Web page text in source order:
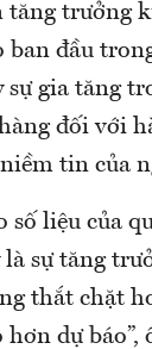
tăng trưởng
ban đầu
sự gia tăng
đối với
tin của
số liệu của
sự tăng
thắt chặt
hơn dự báo”,